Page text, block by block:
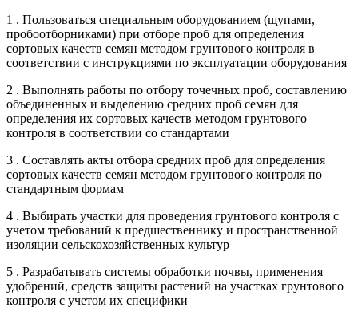
1 . Пользоваться специальным оборудованием (щупами,
пробоотборниками) при отборе проб для определения
сортовых качеств семян методом грунтового контроля в
соответствии с инструкциями по эксплуатации оборудования
2 . Выполнять работы по отбору точечных проб, составлению
объединенных и выделению средних проб семян для
определения их сортовых качеств методом грунтового
контроля в соответствии со стандартами
3 . Составлять акты отбора средних проб для определения
сортовых качеств семян методом грунтового контроля по
стандартным формам
4 . Выбирать участки для проведения грунтового контроля с
учетом требований к предшественнику и пространственной
изоляции сельскохозяйственных культур
5 . Разрабатывать системы обработки почвы, применения
удобрений, средств защиты растений на участках грунтового
контроля с учетом их специфики